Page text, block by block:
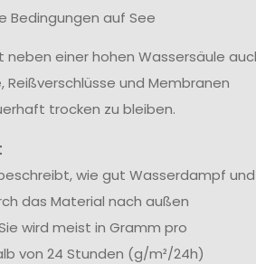
Bedingungen auf See
neben einer hohen Wassersäule
und Membranen
trocken zu bleiben.
wie gut Wasserdampf und
das Material nach außen
wird meist in Gramm pro
von 24 Stunden (g/m²/24h)